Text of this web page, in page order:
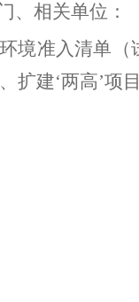
、相关单位：
境准入清单（
扩建‘两高’项